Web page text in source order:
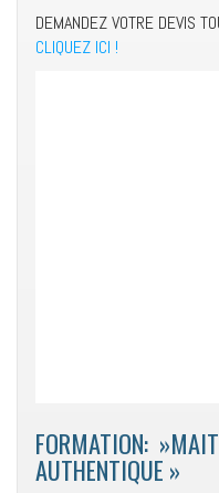
DEMANDEZ VOTRE DEVIS
CLIQUEZ ICI !
FORMATION:
AUTHENTIQUE »